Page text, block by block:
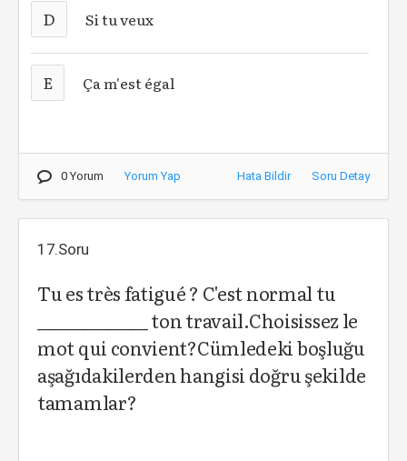
D Si tu veux
E Ça m'est égal
0 Yorum Yorum Yap Hata Bildir Soru Detay
17.Soru
Tu es très fatigué ? C'est normal tu
______________ ton travail.Choisissez le
mot qui convient?Cümledeki boşluğu
aşağıdakilerden hangisi doğru şekilde
tamamlar?